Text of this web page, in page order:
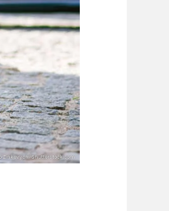
Zinkevych/Shutterstock.com